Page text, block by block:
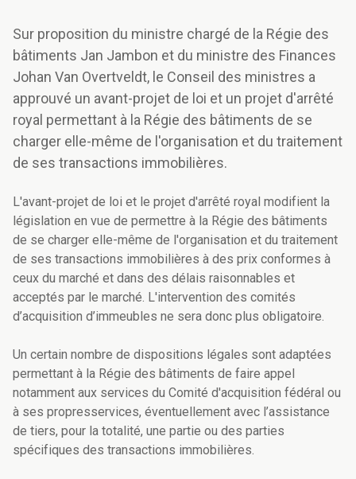
Sur proposition du ministre chargé de la Régie des
bâtiments Jan Jambon et du ministre des Finances
Johan Van Overtveldt, le Conseil des ministres a
approuvé un avant-projet de loi et un projet d'arrêté
royal permettant à la Régie des bâtiments de se
charger elle-même de l'organisation et du traitement
de ses transactions immobilières.
L'avant-projet de loi et le projet d'arrêté royal modifient la
législation en vue de permettre à la Régie des bâtiments
de se charger elle-même de l'organisation et du traitement
de ses transactions immobilières à des prix conformes à
ceux du marché et dans des délais raisonnables et
acceptés par le marché. L'intervention des comités
d’acquisition d’immeubles ne sera donc plus obligatoire.
Un certain nombre de dispositions légales sont adaptées
permettant à la Régie des bâtiments de faire appel
notamment aux services du Comité d'acquisition fédéral ou
à ses propresservices, éventuellement avec l’assistance
de tiers, pour la totalité, une partie ou des parties
spécifiques des transactions immobilières.